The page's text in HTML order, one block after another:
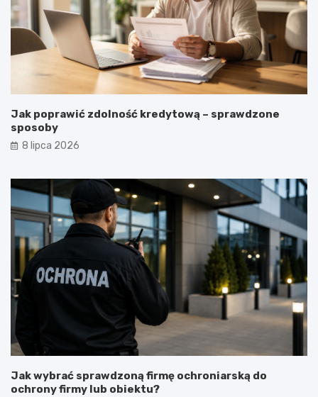
Jak poprawić zdolność kredytową – sprawdzone
sposoby
8 lipca 2026
Jak wybrać sprawdzoną firmę ochroniarską do
ochrony firmy lub obiektu?